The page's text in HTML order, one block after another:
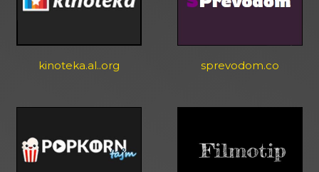
kinoteka.al..org sprevodom.co